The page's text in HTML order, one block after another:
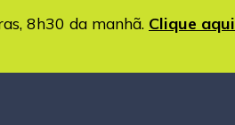
8h30 da manhã. Clique aqui